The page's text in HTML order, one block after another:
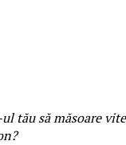
ul tăusă măsoare